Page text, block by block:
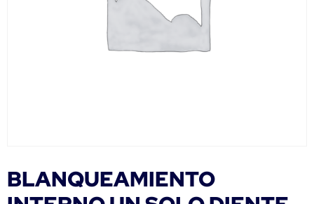
BLANQUEAMIENTO